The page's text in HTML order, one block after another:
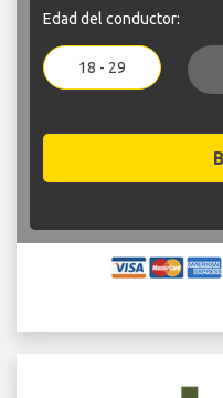
Edad del conductor:
18 - 29